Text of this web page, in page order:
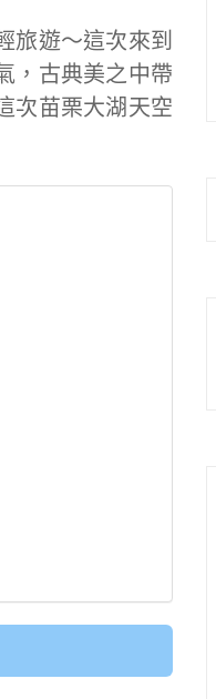
旅遊～這次來到
，古典美之中帶
次苗栗大湖天空